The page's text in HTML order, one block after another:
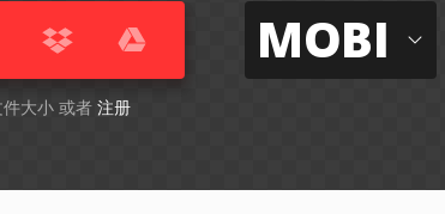
大小 或者 注册
MOBI